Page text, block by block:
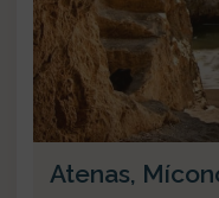
Atenas,